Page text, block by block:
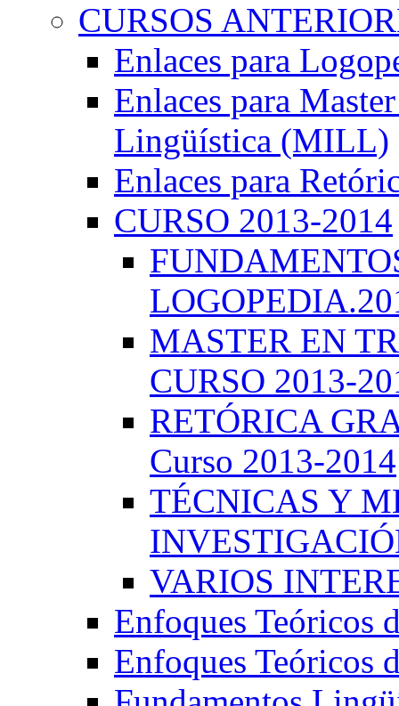
CURSOS
Enlaces para
Enlaces para
Lingüística (MILL)
Enlaces para
CURSO 2013-2014
MASTER EN
CURSO 2013-
RETÓRICA
Curso 2013-2014
TÉCNICAS Y
VARIOS
Enfoques Teóricos
Enfoques Teóricos